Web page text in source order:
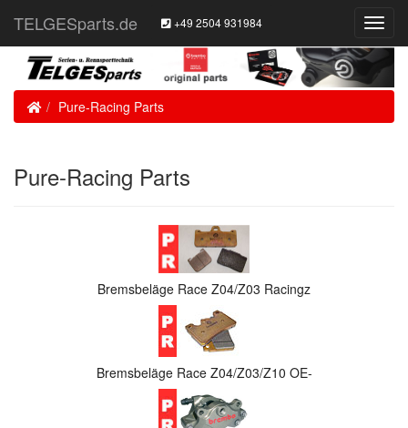
TELGESparts.de +49 2504 931984
HomePure-Racing Parts
Pure-Racing Parts
Bremsbeläge Race Z04/Z03 Racingz
Bremsbeläge Race Z04/Z03/Z10 OE-